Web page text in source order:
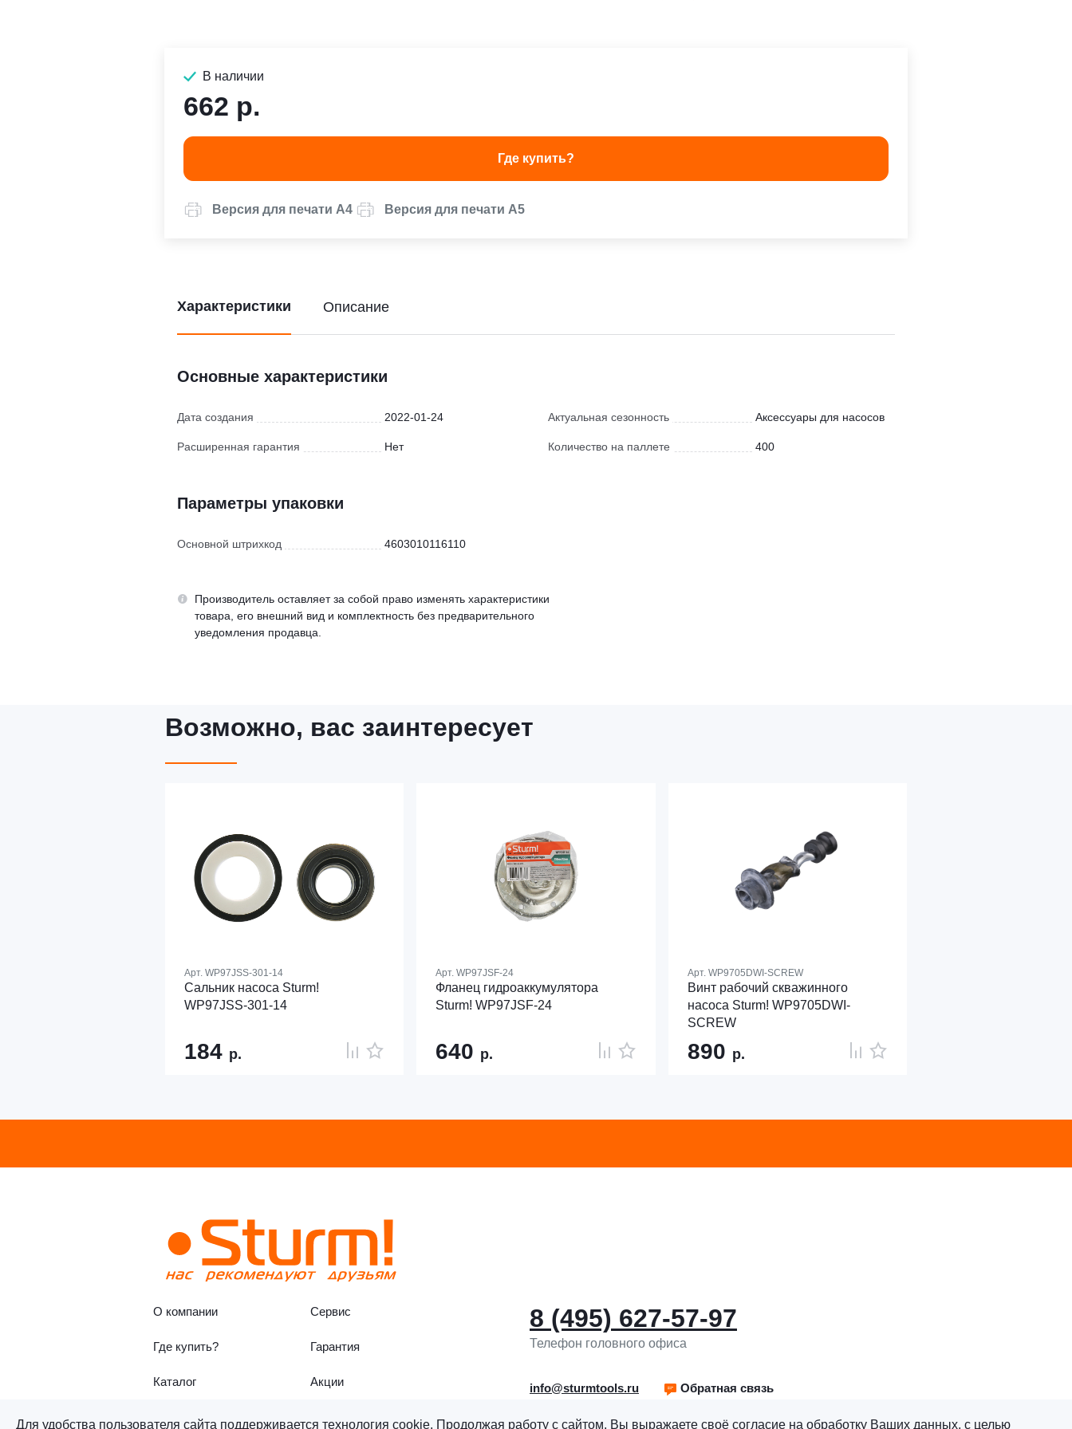
В наличии
662 р.
Где купить?
Версия для печати А4 Версия для печати А5
Характеристики
Основные характеристики
Дата создания 2022-01-24
Расширенная гарантия Нет
Актуальная сезонность Аксессуары для насосов
Количество на паллете 400
Параметры упаковки
Основной штрихкод 4603010116110
Производитель оставляет за собой право изменять характеристики
товара, его внешний вид и комплектность без предварительного
уведомления продавца.
Описание
Возможно, вас заинтересует
Арт. WP97JSS-301-14
Сальник насоса Sturm!
WP97JSS-301-14
184 р.
Арт.WP97JSF-24
Фланец гидроаккумулятора
Sturm! WP97JSF-24
640 р.
Арт. WP9705DWI-SCREW
Винт рабочий скважинного
насоса Sturm! WP9705DWI-
SCREW
890 р.
О компании Сервис
Где купить? Гарантия
Каталог Акции
8 (495) 627-57-97
Телефон головного офиса
info@sturmtools.ru Обратная связь
Для удобства пользователя сайта поддерживается технология cookie. Продолжая работу с сайтом, Вы выражаете своё согласие на обработку Ваших данных, с целью